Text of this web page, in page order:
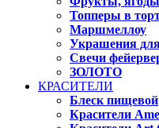
Топперы в
Маршмеллоу
Украшения
Свечи
ЗОЛОТО
КРАСИТЕЛИ
Блеск пищевой
Красители